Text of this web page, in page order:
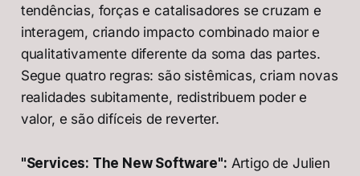
tendências, forças e catalisadores se cruzam e
interagem, criando impacto combinado maior e
qualitativamente diferente da soma das partes.
Segue quatro regras: são sistêmicas, criam novas
realidades subitamente, redistribuem poder e
valor, e são difíceis de reverter.
"Services: The New Software": Artigo de Julien